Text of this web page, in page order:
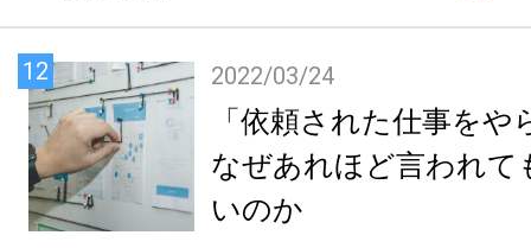
12 2022/03/24
「依頼された仕事を
なぜあれほど言われて
いのか